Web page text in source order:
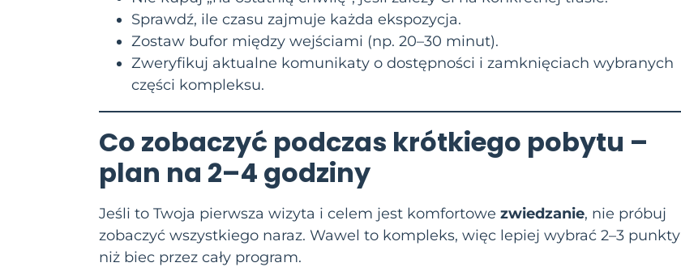
Sprawdź, ile czasu zajmuje każda ekspozycja.
Zostaw bufor między wejściami (np. 20–30 minut).
Zweryfikuj aktualne komunikaty o dostępności i zamknięciach wybranych
części kompleksu.
Co zobaczyć podczas krótkiego pobytu –
plan na 2–4 godziny
Jeśli to Twoja pierwsza wizyta i celem jest komfortowe zwiedzanie, nie próbuj
zobaczyć wszystkiego naraz. Wawel to kompleks, więc lepiej wybrać 2–3 punkty
niż biec przez cały program.